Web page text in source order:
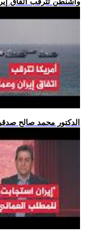
.. الدكتور محمد صالح